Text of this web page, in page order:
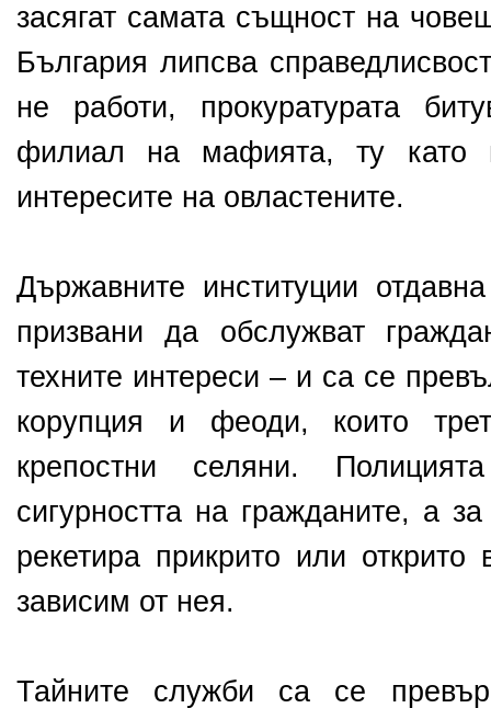
засягат самата същност на
България липсва
не работи, прокуратурата
филиал на мафията, ту като
интересите на овластените.
Държавните институции
призвани да обслужват
техните интереси – и са се
корупция и феоди, които
крепостни селяни.
сигурността на гражданите, а
рекетира прикрито или открито
зависим от нея.
Тайните служби са се